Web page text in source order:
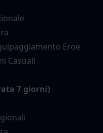
Eroe
Casuali
7 giorni)